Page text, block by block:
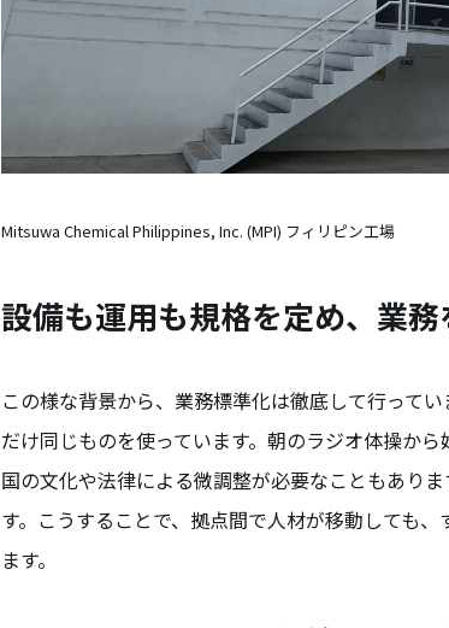
Mitsuwa Chemical Philippines, Inc. (MPI) フィリピン工場
設備も運用も規格を定め、業務
この様な背景から、業務標準化は徹底して行って
だけ同じものを使っています。朝のラジオ体操か
国の文化や法律による微調整が必要なこともあり
す。こうすることで、拠点間で人材が移動しても
ます。